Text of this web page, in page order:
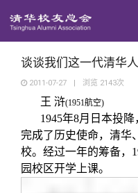
西南
义工计
新媒
青春风
谈谈我们这一代清华人
2011-07-27 | 浏览 2143次
王 浒(1951航空)
1945年8月日本投
完成了历史使命，清华
校。经过一年的筹备，
园校区开学上课。